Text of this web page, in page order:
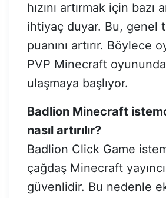
hızını artırmak için bazı
ihtiyaç duyar. Bu, genel
puanını artırır. Böylece
PVP Minecraft
ulaşmaya başlıyor.
Badlion Minecraft
nasıl artırılır?
Badlion Click Game
çağdaş Minecraft
güvenlidir. Bu nedenle